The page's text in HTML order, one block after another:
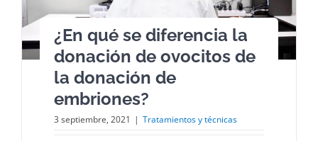
¿En qué se diferencia la
donación de ovocitos de
la donación de
embriones?
3 septiembre, 2021 | Tratamientos y técnicas